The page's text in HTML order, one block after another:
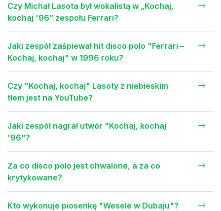
Czy Michał Lasota był wokalistą w „Kochaj,
kochaj '96” zespołu Ferrari?
Jaki zespół zaśpiewał hit disco polo "Ferrari –
Kochaj, kochaj" w 1996 roku?
Czy "Kochaj, kochaj" Lasoty z niebieskim
tłem jest na YouTube?
Jaki zespół nagrał utwór "Kochaj, kochaj
'96"?
Za co disco polo jest chwalone, a za co
krytykowane?
Kto wykonuje piosenkę "Wesele w Dubaju"?